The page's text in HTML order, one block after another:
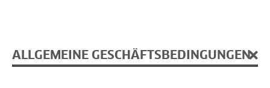
ALLGEMEINE GESCHÄFTSBEDINGUNGEN